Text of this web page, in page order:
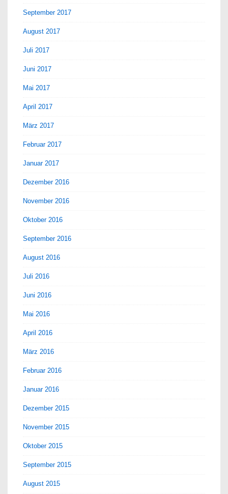
September 2017
August 2017
Juli 2017
Juni 2017
Mai 2017
April 2017
März 2017
Februar 2017
Januar 2017
Dezember 2016
November 2016
Oktober 2016
September 2016
August 2016
Juli 2016
Juni 2016
Mai 2016
April 2016
März 2016
Februar 2016
Januar 2016
Dezember 2015
November 2015
Oktober 2015
September 2015
August 2015